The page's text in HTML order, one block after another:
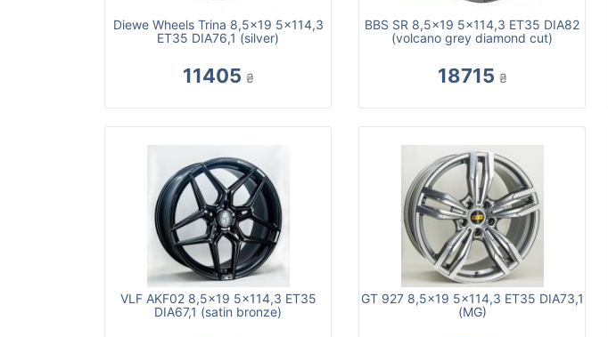
Diewe Wheels Trina 8,5x19 5x114,3
ET35 DIA76,1 (silver)
11405 ₴
BBS SR 8,5x19 5x114,3 ET35 DIA82
(volcano grey diamond cut)
18715 ₴
VLF AKF02 8,5x19 5x114,3 ET35
DIA67,1 (satin bronze)
GT 927 8,5x19 5x114,3 ET35 DIA73,1
(MG)